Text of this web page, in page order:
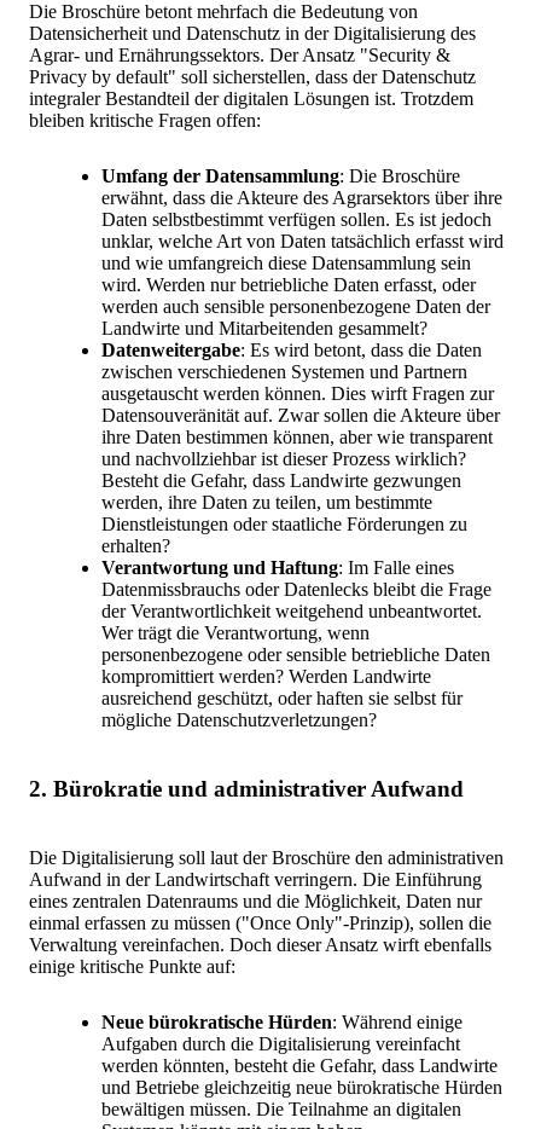
Die Broschüre betont mehrfach die Bedeutung von
Datensicherheit und Datenschutz in der Digitalisierung des
Agrar- und Ernährungssektors. Der Ansatz "Security &
Privacy by default" soll sicherstellen, dass der Datenschutz
integraler Bestandteil der digitalen Lösungen ist. Trotzdem
bleiben kritische Fragen offen:
Umfang der Datensammlung: Die Broschüre
erwähnt, dass die Akteure des Agrarsektors über ihre
Daten selbstbestimmt verfügen sollen. Es ist jedoch
unklar, welche Art von Daten tatsächlich erfasst wird
und wie umfangreich diese Datensammlung sein
wird. Werden nur betriebliche Daten erfasst, oder
werden auch sensible personenbezogene Daten der
Landwirte und Mitarbeitenden gesammelt?
Datenweitergabe: Es wird betont, dass die Daten
zwischen verschiedenen Systemen und Partnern
ausgetauscht werden können. Dies wirft Fragen zur
Datensouveränität auf. Zwar sollen die Akteure über
ihre Daten bestimmen können, aber wie transparent
und nachvollziehbar ist dieser Prozess wirklich?
Besteht die Gefahr, dass Landwirte gezwungen
werden, ihre Daten zu teilen, um bestimmte
Dienstleistungen oder staatliche Förderungen zu
erhalten?
Verantwortung und Haftung: Im Falle eines
Datenmissbrauchs oder Datenlecks bleibt die Frage
der Verantwortlichkeit weitgehend unbeantwortet.
Wer trägt die Verantwortung, wenn
personenbezogene oder sensible betriebliche Daten
kompromittiert werden? Werden Landwirte
ausreichend geschützt, oder haften sie selbst für
mögliche Datenschutzverletzungen?
2. Bürokratie und administrativer Aufwand
Die Digitalisierung soll laut der Broschüre den administrativen
Aufwand in der Landwirtschaft verringern. Die Einführung
eines zentralen Datenraums und die Möglichkeit, Daten nur
einmal erfassen zu müssen ("Once Only"-Prinzip), sollen die
Verwaltung vereinfachen. Doch dieser Ansatz wirft ebenfalls
einige kritische Punkte auf:
Neue bürokratische Hürden: Während einige
Aufgaben durch die Digitalisierung vereinfacht
werden könnten, besteht die Gefahr, dass Landwirte
und Betriebe gleichzeitig neue bürokratische Hürden
bewältigen müssen. Die Teilnahme an digitalen